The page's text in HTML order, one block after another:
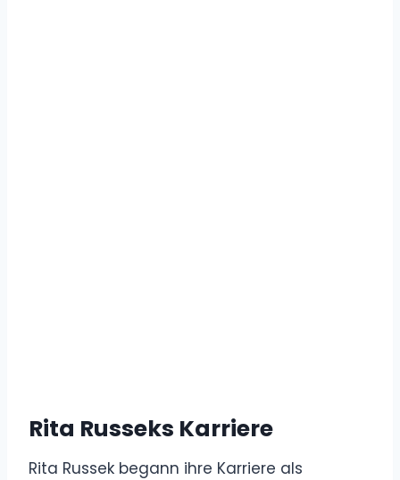
Rita Russeks Karriere
Rita Russek begann ihre Karriere als